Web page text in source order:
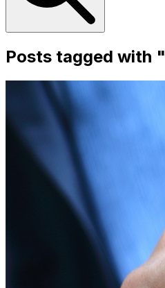
Posts tagged with "